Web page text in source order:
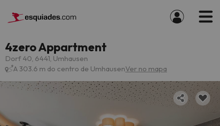
4zero Appartment
Dorf 40, 6441, Umhausen
A 303.6 m do centro de UmhausenVer no mapa